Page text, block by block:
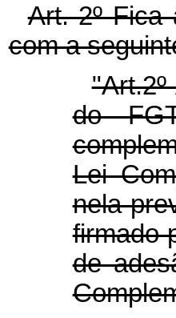
Art. 2º
com a
do
Lei
nela
firmado
de